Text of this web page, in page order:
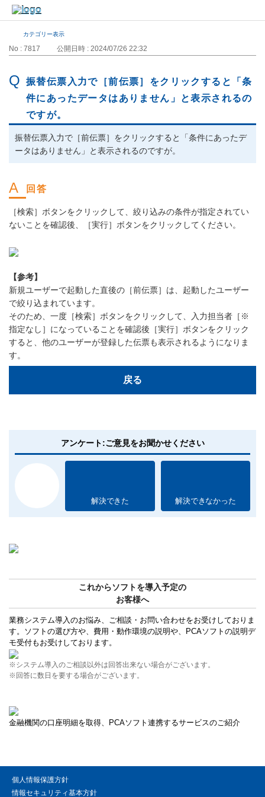
カテゴリー表示
No : 7817 公開日時 : 2024/07/26 22:32
振替伝票入力で［前伝票］をクリックすると「条
件にあったデータはありません」と表示されるの
ですが。
振替伝票入力で［前伝票］をクリックすると「条件にあったデ
ータはありません」と表示されるのですが。
［検索］ボタンをクリックして、絞り込みの条件が指定されてい
ないことを確認後、［実行］ボタンをクリックしてください。
【参考】
新規ユーザーで起動した直後の［前伝票］は、起動したユーザー
で絞り込まれています。
そのため、一度［検索］ボタンをクリックして、入力担当者［※
指定なし］になっていることを確認後［実行］ボタンをクリック
すると、他のユーザーが登録した伝票も表示されるようになりま
す。
戻る
アンケート:ご意見をお聞かせください
解決できた 解決できなかった
これからソフトを導入予定の
お客様へ
業務システム導入のお悩み、ご相談・お問い合わせをお受けしておりま
す。ソフトの選び方や、費用・動作環境の説明や、PCAソフトの説明デ
モ受付もお受けしております。
※システム導入のご相談以外は回答出来ない場合がございます。
※回答に数日を要する場合がございます。
金融機関の口座明細を取得、PCAソフト連携するサービスのご紹介
個人情報保護方針
情報セキュリティ基本方針